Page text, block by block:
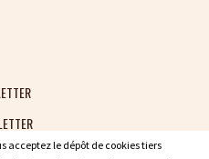
acceptez le dépôt de cookies tiers
acceptez le dépôt de cookies tiers